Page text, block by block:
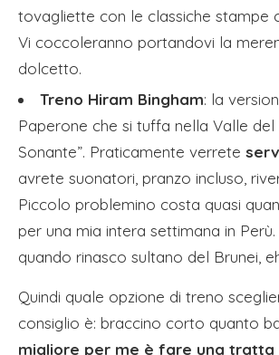
tovagliette con le classiche stampe
Vi coccoleranno portandovi la
dolcetto.
Treno Hiram Bingham: la
Paperone che si tuffa nella Valle
Sonante”. Praticamente verrete
avrete suonatori, pranzo incluso,
Piccolo problemino costa quasi
per una mia intera settimana in
quando rinasco sultano del Brunei,
Quindi quale opzione di treno
consiglio è: braccino corto quanto
migliore per me è fare una tratta